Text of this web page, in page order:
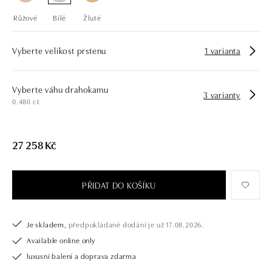
Růžové Bílé Žluté
Vyberte velikost prstenu 1 varianta
Vyberte váhu drahokamu
0.480 ct
3 varianty
27 258 Kč
PŘIDAT DO KOŠÍKU
Je skladem, předpokládané dodání je už 17.08.2026.
Available online only
luxusní balení a doprava zdarma